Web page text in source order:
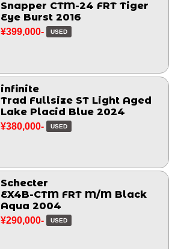
Snapper CTM-24 FRT Tiger
Eye Burst 2016
¥399,000- USED
infinite
Trad Fullsize ST Light Aged
Lake Placid Blue 2024
¥380,000- USED
Schecter
EX4B-CTM FRT M/M Black
Aqua 2004
¥290,000- USED